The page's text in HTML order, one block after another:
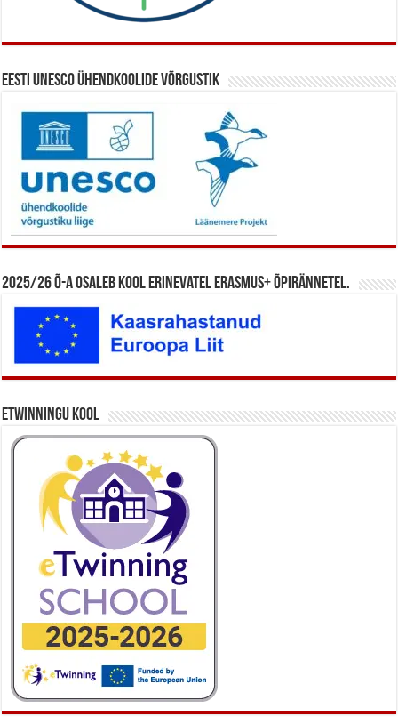
Eesti UNESCO ühendkoolide võrgustik
2025/26 õ-a osaleb kool erinevatel Erasmus+ õpirännetel.
eTwinningu kool